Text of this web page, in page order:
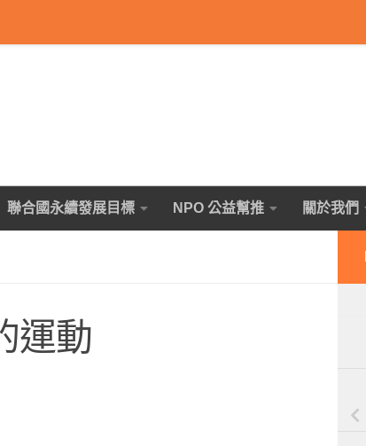
聯合國永續發展目標 NPO 公益幫推 關於我們
運動